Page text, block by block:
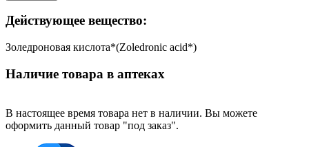
Действующее вещество:
Золедроновая кислота*(Zoledronic acid*)
Наличие товара в аптеках
В настоящее время товара нет в наличии. Вы можете
оформить данный товар "под заказ".